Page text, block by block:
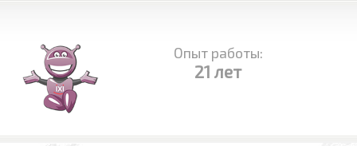
Опыт работы:
21 лет